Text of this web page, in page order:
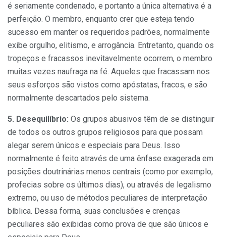
é seriamente condenado, e portanto a única alternativa é a
perfeição. O membro, enquanto crer que esteja tendo
sucesso em manter os requeridos padrões, normalmente
exibe orgulho, elitismo, e arrogância. Entretanto, quando os
tropeços e fracassos inevitavelmente ocorrem, o membro
muitas vezes naufraga na fé. Aqueles que fracassam nos
seus esforços são vistos como apóstatas, fracos, e são
normalmente descartados pelo sistema.
5. Desequilíbrio: Os grupos abusivos têm de se distinguir
de todos os outros grupos religiosos para que possam
alegar serem únicos e especiais para Deus. Isso
normalmente é feito através de uma ênfase exagerada em
posições doutrinárias menos centrais (como por exemplo,
profecias sobre os últimos dias), ou através de legalismo
extremo, ou uso de métodos peculiares de interpretação
bíblica. Dessa forma, suas conclusões e crenças
peculiares são exibidas como prova de que são únicos e